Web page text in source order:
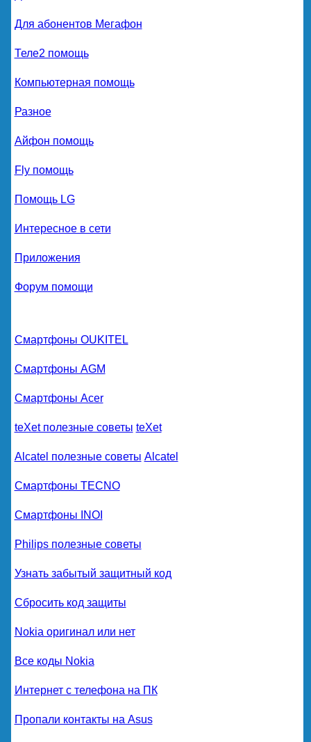
Для абонентов Мегафон
Теле2 помощь
Компьютерная помощь
Разное
Айфон помощь
Fly помощь
Помощь LG
Интересное в сети
Приложения
Форум помощи
Смартфоны OUKITEL
Смартфоны AGM
Смартфоны Acer
teXet полезные советы teXet
Alcatel полезные советы Alcatel
Смартфоны TECNO
Смартфоны INOI
Philips полезные советы
Узнать забытый защитный код
Сбросить код защиты
Nokia оригинал или нет
Все коды Nokia
Интернет с телефона на ПК
Пропали контакты на Asus